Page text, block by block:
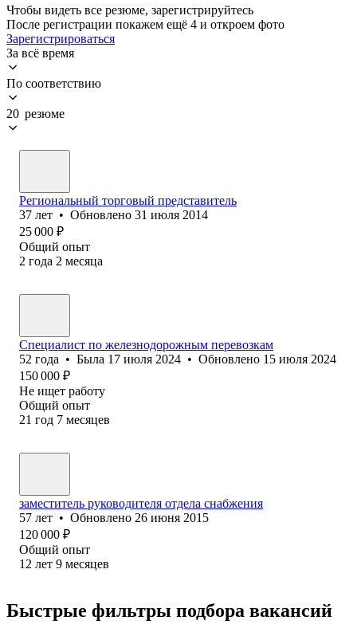
Чтобы видеть все резюме, зарегистрируйтесь
После регистрации покажем ещё 4 и откроем фото
Зарегистрироваться
За всё время
По соответствию
20 резюме
Региональный торговый представитель
37 лет • Обновлено 31 июля 2014
25 000 ₽
Общий опыт
2 года 2 месяца
Специалист по железнодорожным перевозкам
52 года • Была 17 июля 2024 • Обновлено 15 июля 2024
150 000 ₽
Не ищет работу
Общий опыт
21 год 7 месяцев
заместитель руководителя отдела снабжения
57 лет • Обновлено 26 июня 2015
120 000 ₽
Общий опыт
12 лет 9 месяцев
Быстрые фильтры подбора вакансий